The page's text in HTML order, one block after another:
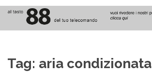
contenuto
Tag: aria condizionata